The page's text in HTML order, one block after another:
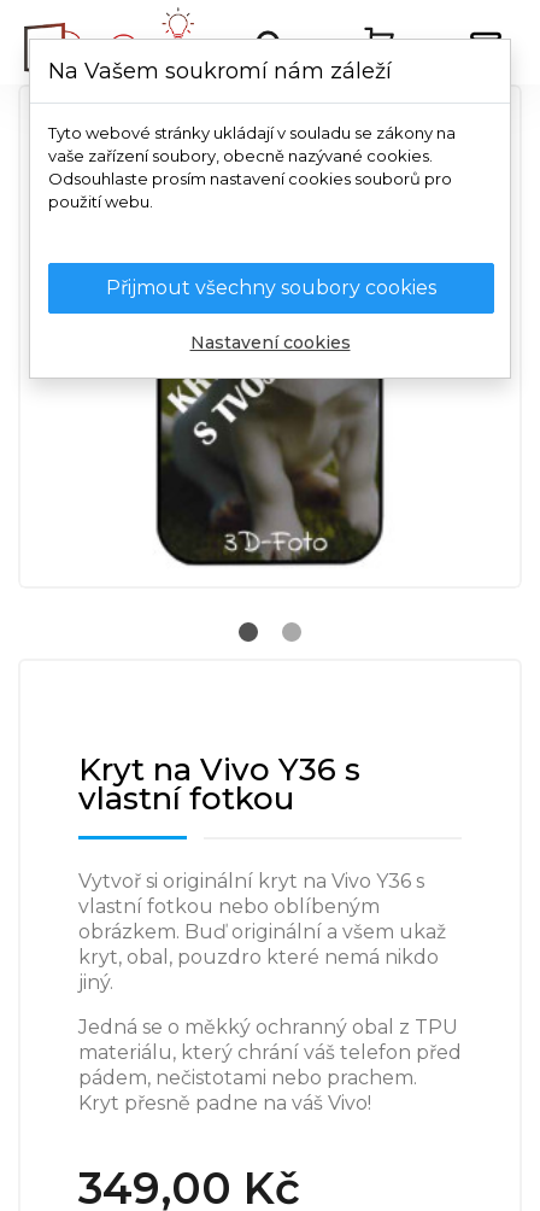
Kryt na Vivo Y36 s
vlastní fotkou
Vytvoř si originální kryt na Vivo Y36 s
vlastní fotkou nebo oblíbeným
obrázkem. Buď originální a všem ukaž
kryt, obal, pouzdro které nemá nikdo
jiný.
Jedná se o měkký ochranný obal z TPU
materiálu, který chrání váš telefon před
pádem, nečistotami nebo prachem.
Kryt přesně padne na váš Vivo!
349,00 Kč
Na Vašem soukromí nám záleží
Tyto webové stránky ukládají v souladu se zákony na
vaše zařízení soubory, obecně nazývané cookies.
Odsouhlaste prosím nastavení cookies souborů pro
použití webu.
Přijmout všechny soubory cookies
Nastavení cookies